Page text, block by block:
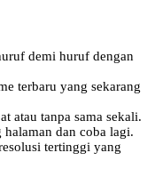
demi huruf dengan
terbaru yang sekarang
atau tanpa sama sekali.
dan coba lagi.
tertinggi yang